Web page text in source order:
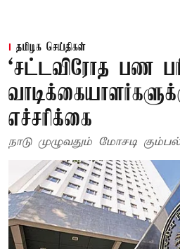
தமிழக செய்திகள்
‘சட்டவிரோத பண
எச்சரிக்கை
நாடு முழுவதும் மோசடி